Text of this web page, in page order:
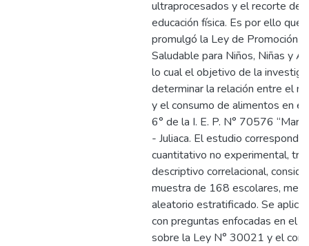
ultraprocesados y el recorte de
educación física. Es por ello
promulgó la Ley de Promoción
Saludable para Niños, Niñas y
lo cual el objetivo de la
determinar la relación entre el
y el consumo de alimentos en
6° de la I. E. P. N° 70576
- Juliaca. El estudio
cuantitativo no experimental,
descriptivo correlacional,
muestra de 168 escolares,
aleatorio estratificado. Se aplicó
con preguntas enfocadas en el
sobre la Ley N° 30021 y el